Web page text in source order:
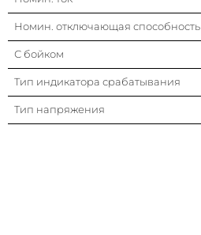
Номин. отключающая способность
С бойком
Тип индикатора срабатывания
Тип напряжения